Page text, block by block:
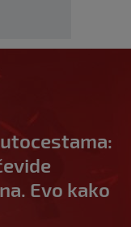
Evo kako